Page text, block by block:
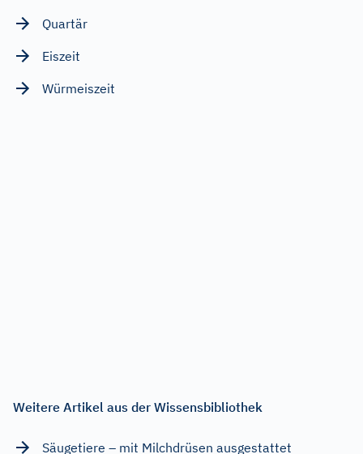
Quartär
Eiszeit
Würmeiszeit
Weitere Artikel aus der Wissensbibliothek
Säugetiere – mit Milchdrüsen ausgestattet